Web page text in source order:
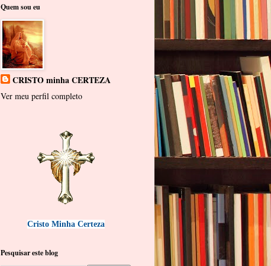
Quem sou eu
CRISTO minha CERTEZA
Ver meu perfil completo
Cristo Minha Certeza
Pesquisar este blog